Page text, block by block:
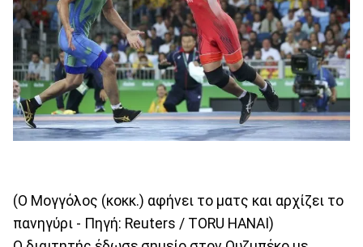
(Ο Μογγόλος (κοκκ.) αφήνει το ματς και αρχίζει το
πανηγύρι - Πηγή: Reuters / TORU HANAI)